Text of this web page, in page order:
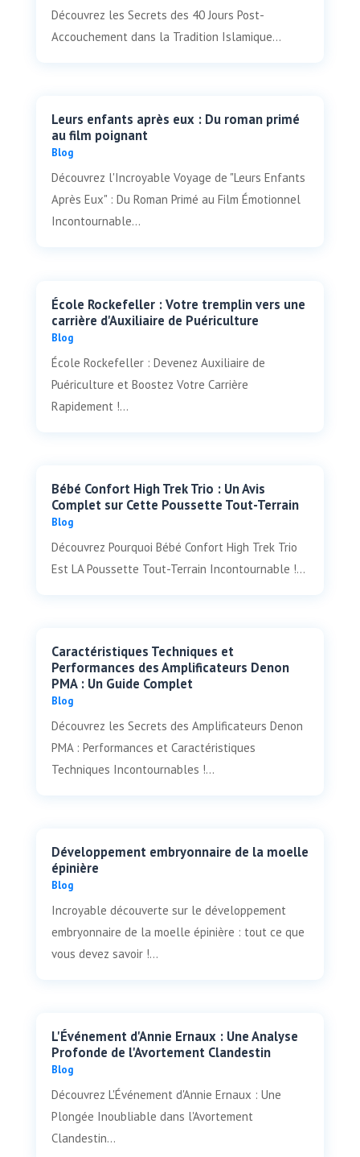
Découvrez les Secrets des 40 Jours Post-
Accouchement dans la Tradition Islamique...
Leurs enfants après eux : Du roman primé
au film poignant
Blog
Découvrez l'Incroyable Voyage de "Leurs Enfants
Après Eux" : Du Roman Primé au Film Émotionnel
Incontournable...
École Rockefeller : Votre tremplin vers une
carrière d'Auxiliaire de Puériculture
Blog
École Rockefeller : Devenez Auxiliaire de
Puériculture et Boostez Votre Carrière
Rapidement !...
Bébé Confort High Trek Trio : Un Avis
Complet sur Cette Poussette Tout-Terrain
Blog
Découvrez Pourquoi Bébé Confort High Trek Trio
Est LA Poussette Tout-Terrain Incontournable !...
Caractéristiques Techniques et
Performances des Amplificateurs Denon
PMA : Un Guide Complet
Blog
Découvrez les Secrets des Amplificateurs Denon
PMA : Performances et Caractéristiques
Techniques Incontournables !...
Développement embryonnaire de la moelle
épinière
Blog
Incroyable découverte sur le développement
embryonnaire de la moelle épinière : tout ce que
vous devez savoir !...
L'Événement d'Annie Ernaux : Une Analyse
Profonde de l'Avortement Clandestin
Blog
Découvrez L'Événement d'Annie Ernaux : Une
Plongée Inoubliable dans l'Avortement
Clandestin...